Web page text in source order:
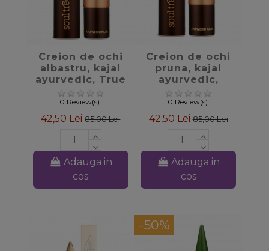
favorite_border
Creion de ochi
albastru, kajal
ayurvedic, True
Blue Soultree
0 Review(s)
42,50 Lei85,00 Lei
Adauga in
cos
favorite_border
Creion de ochi
pruna, kajal
ayurvedic,
Purple Haze
Soultree
0 Review(s)
42,50 Lei85,00 Lei
Adauga in
cos
-50%